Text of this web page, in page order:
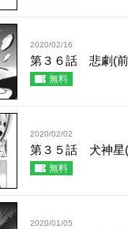
2020/02/16
第３６話 悲劇(
無料
2020/02/02
第３５話 犬神星
無料
2020/01/05